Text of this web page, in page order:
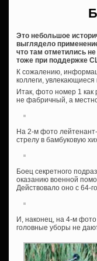
Это небольшое
выглядело
что там отметились
тоже при поддержке
К сожалению,
коллеги,
Итак, фото номер 1 как
не фабричный, а
На 2-м фото
стрелу в бамбуковую
Боец секретного
оказанию военной
Действовало оно с 64-
И, наконец, на 4-м
головные уборы не